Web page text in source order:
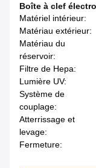
Boîte à clef
Matériel intérieur:
Matériau extérieur:
Matériau du
réservoir:
Filtre de Hepa:
Lumière UV:
Système de
couplage:
Atterrissage et
levage:
Fermeture: